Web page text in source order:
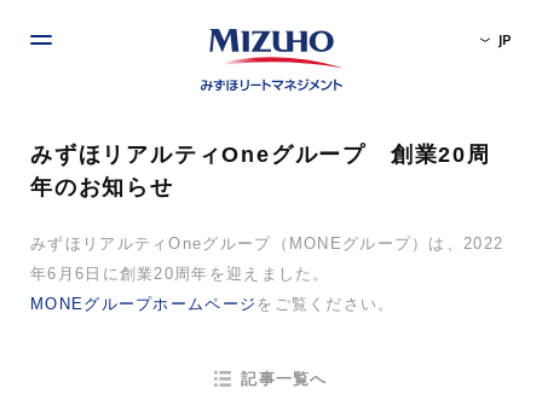
JP
みずほリアルティOneグループ 創業20周
年のお知らせ
みずほリアルティOneグループ（MONEグループ）は、2022
年6月6日に創業20周年を迎えました。
MONEグループホームページ をご覧ください。
記事一覧へ